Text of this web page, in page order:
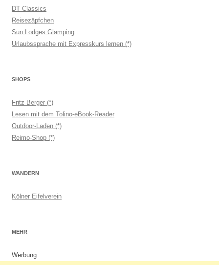
DT Classics
Reisezäpfchen
Sun Lodges Glamping
Urlaubssprache mit Expresskurs lernen (*)
SHOPS
Fritz Berger (*)
Lesen mit dem Tolino-eBook-Reader
Outdoor-Laden (*)
Reimo-Shop (*)
WANDERN
Kölner Eifelverein
MEHR
Werbung